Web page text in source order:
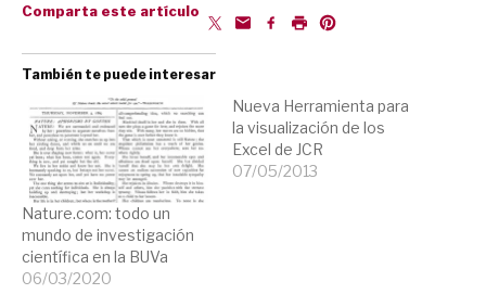
Comparta este artículo
También te puede interesar
Nature.com: todo un
mundo de investigación
científica en la BUVa
06/03/2020
Nueva Herramienta para
la visualización de los
Excel de JCR
07/05/2013